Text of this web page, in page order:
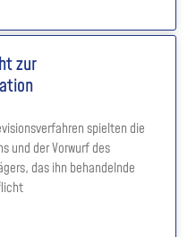
zur
spielten die
und der Vorwurf des
das ihn behandelnde